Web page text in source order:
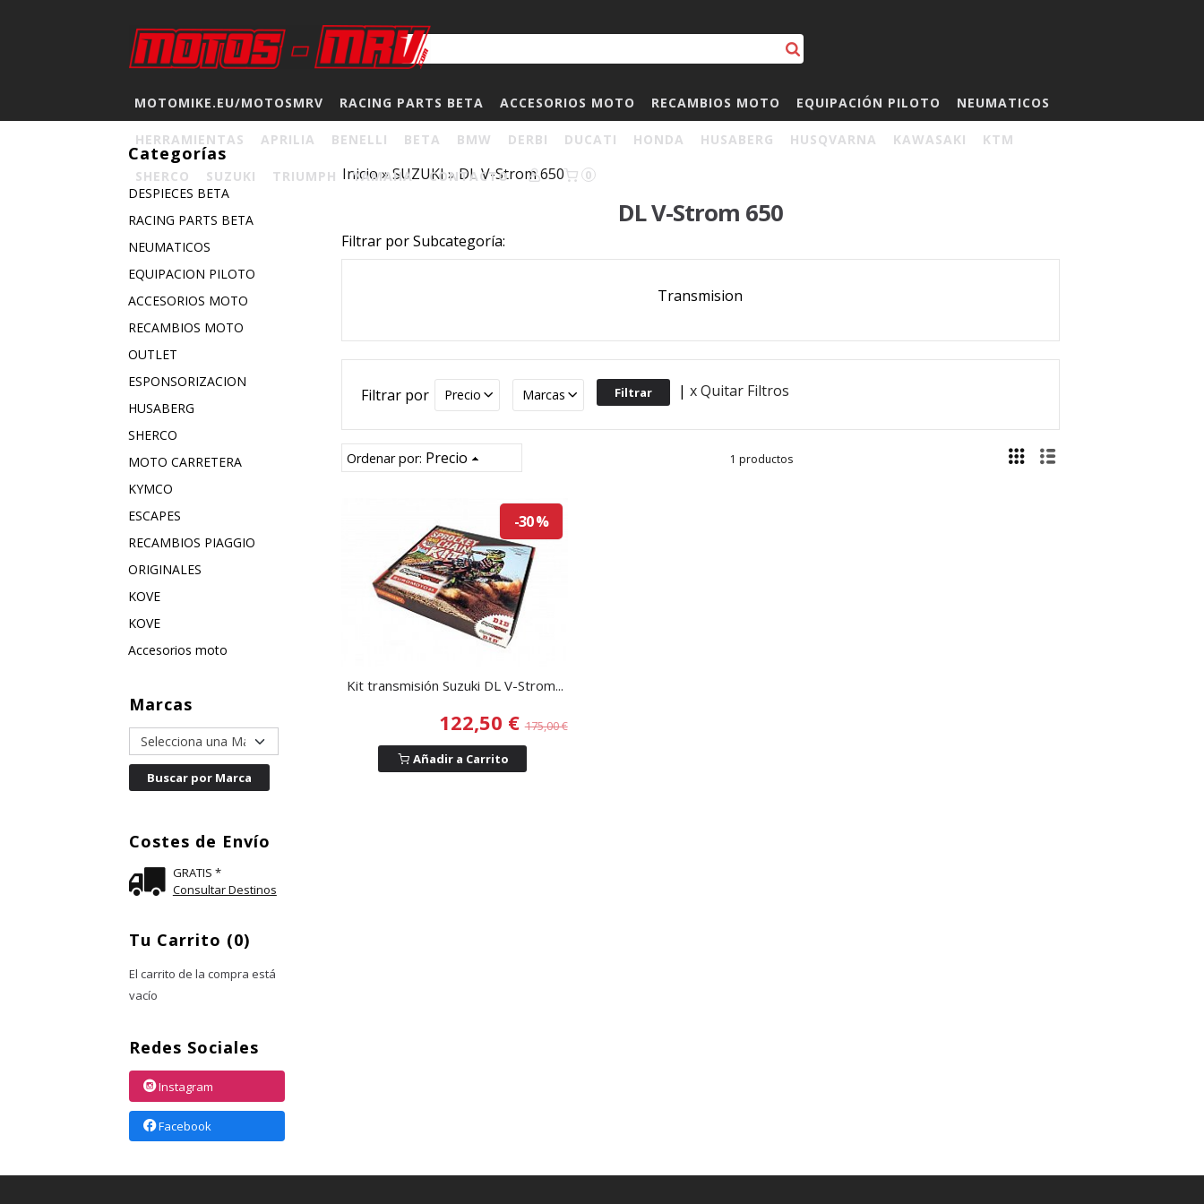
MOTOMIKE.EU/MOTOSMRV RACING PARTS BETA ACCESORIOS MOTO RECAMBIOS MOTO EQUIPACIÓN PILOTO NEUMATICOS
HERRAMIENTAS APRILIA BENELLI BETA BMW DERBI DUCATI HONDA HUSABERG HUSQVARNA KAWASAKI KTM
SHERCO SUZUKI TRIUMPH YAMAHA CONTACTO 0
Categorías
DESPIECES BETA
RACING PARTS BETA
NEUMATICOS
EQUIPACION PILOTO
ACCESORIOS MOTO
RECAMBIOS MOTO
OUTLET
ESPONSORIZACION
HUSABERG
SHERCO
MOTO CARRETERA
KYMCO
ESCAPES
RECAMBIOS PIAGGIO
ORIGINALES
KOVE
KOVE
Accesorios moto
Marcas
Costes de Envío
GRATIS *
Consultar Destinos
Tu Carrito (0)
El carrito de la compra está
vacío
Redes Sociales
Instagram
Facebook
Inicio»SUZUKI»DL V-Strom 650
DL V-Strom 650
Filtrar por Subcategoría:
Transmision
Filtrar por Precio Marcas | x Quitar Filtros
Ordenar por: Precio 1 productos
-30 %
Kit transmisión Suzuki DL V-Strom...
122,50 €175,00 €
Añadir a Carrito